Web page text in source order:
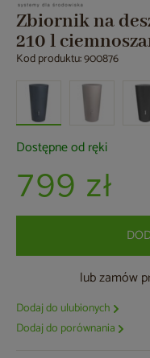
Zbiornik na
210 l
Kod produktu: 900876
Dostępne od ręki
799 zł
lub zamów
Dodaj do ulubionych
Dodaj do porównania